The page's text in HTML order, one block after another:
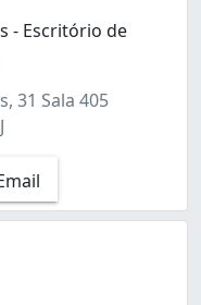
- Escritório de
31 Sala 405